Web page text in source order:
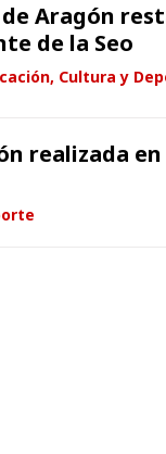
de Aragón
de la Seo
Cultura y
realizada en